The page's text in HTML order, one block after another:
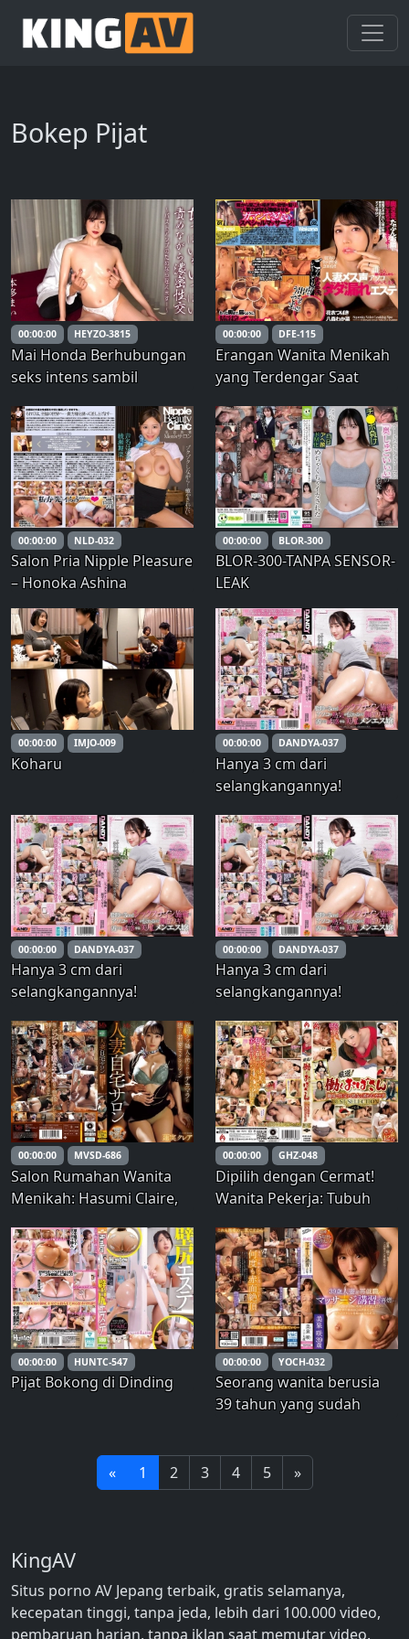
Bokep Pijat
00:00:00 HEYZO-3815
Mai Honda Berhubungan
seks intens sambil
~Aku akan menghisapnya
jika itu membantu
memperbesar ukuran
payudaraku!~ –
00:00:00 DFE-115
Erangan Wanita Menikah
yang Terdengar Saat
115) – Yamori Wakana
00:00:00 NLD-032
Salon Pria Nipple Pleasure
– Honoka Ashina
00:00:00 BLOR-300
BLOR-300-TANPA SENSOR-
LEAK
00:00:00 IMJO-009
Koharu
00:00:00 DANDYA-037
Hanya 3 cm dari
selangkangannya!
menggoda dan
berbokong indah
mendekatkan wajahnya
ke wajah Anda saat posisi
69 sehingga Anda bisa
merasakan panas dari
selangkangannya. VOL.4
00:00:00 DANDYA-037
Hanya 3 cm dari
selangkangannya!
menggoda dan
berbokong indah
mendekatkan wajahnya
ke wajah Anda saat posisi
69 sehingga Anda bisa
merasakan panas dari
selangkangannya. VOL.4
00:00:00 DANDYA-037
Hanya 3 cm dari
selangkangannya!
menggoda dan
berbokong indah
mendekatkan wajahnya
ke wajah Anda saat posisi
69 sehingga Anda bisa
merasakan panas dari
selangkangannya. VOL.4
00:00:00 MVSD-686
Salon Rumahan Wanita
Menikah: Hasumi Claire,
Kecantikan, Tergila-gila
pada Penis Besar Jorok
Tetangganya yang Mesum
00:00:00 GHZ-048
Dipilih dengan Cermat!
Wanita Pekerja: Tubuh
Dewasa yang
Berhubungan Seks di
Tempat Kerja – SELEKSI
TERBAIK vol.4
00:00:00 HUNTC-547
Pijat Bokong di Dinding
00:00:00 YOCH-032
Seorang wanita berusia
39 tahun yang sudah
tanpa seks, menemukan
gairahnya kembali
« 1 2 3 4 5 »
KingAV
Situs porno AV Jepang terbaik, gratis selamanya,
kecepatan tinggi, tanpa jeda, lebih dari 100.000 video,
pembaruan harian, tanpa iklan saat memutar video.